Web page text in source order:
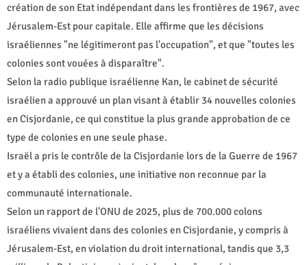
création de son Etat indépendant dans les frontières de 1967, avec
Jérusalem-Est pour capitale. Elle affirme que les décisions
israéliennes "ne légitimeront pas l'occupation", et que "toutes les
colonies sont vouées à disparaître".
Selon la radio publique israélienne Kan, le cabinet de sécurité
israélien a approuvé un plan visant à établir 34 nouvelles colonies
en Cisjordanie, ce qui constitue la plus grande approbation de ce
type de colonies en une seule phase.
Israël a pris le contrôle de la Cisjordanie lors de la Guerre de 1967
et y a établi des colonies, une initiative non reconnue par la
communauté internationale.
Selon un rapport de l'ONU de 2025, plus de 700.000 colons
israéliens vivaient dans des colonies en Cisjordanie, y compris à
Jérusalem-Est, en violation du droit international, tandis que 3,3